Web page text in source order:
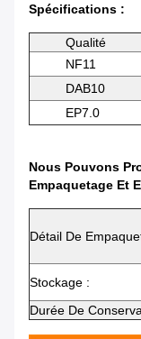
Spécifications :
Qualité
NF11
DAB10
EP7.0
Nous Pouvons
Empaquetage Et
Détail De
Stockage :
Durée De